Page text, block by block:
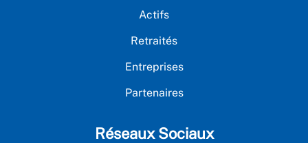
Actifs
Retraités
Entreprises
Partenaires
Réseaux Sociaux